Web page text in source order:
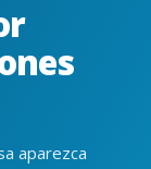
aparezca